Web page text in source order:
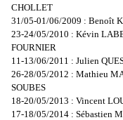
CHOLLET
31/05-01/06/2009 : Benoît
23-24/05/2010 : Kévin
FOURNIER
11-13/06/2011 : Julien
26-28/05/2012 : Mathieu
SOUBES
18-20/05/2013 : Vincent
17-18/05/2014 : Sébastien